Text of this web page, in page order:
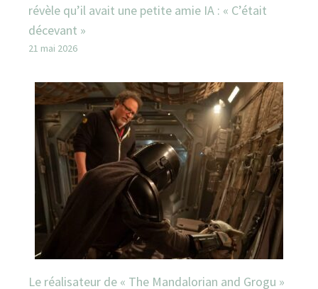
révèle qu’il avait une petite amie IA : « C’était
décevant »
21 mai 2026
Le réalisateur de « The Mandalorian and Grogu »